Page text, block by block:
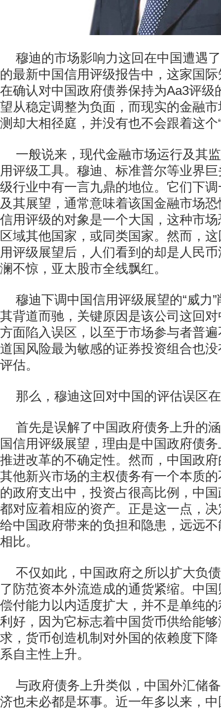
穆迪的市场影响力这回在中国遭遇
的最新中国信用评级报告中，这家国
在确认对中国政府债券保持为Aa3评级
望从稳定调整为负面，而现实的金融
测却大相径庭，并没有也不会跟着这个
一般说来，现代金融市场运行及其
用评级工具。穆迪、标准普尔等业界
级行业中有一言九鼎的地位。它们下
及其展望，通常意味着该国金融市场
信用评级的对象是一个大国，这种市
区域其他国家，或同类国家。然而，
用评级展望后，人们看到的却是人民
澜不惊，亚太股市全线飘红。
穆迪下调中国信用评级展望的“威力
其背道而驰，关键原因是该公司这回
方面陷入误区，以至于市场参与者普
道国风险最为敏感的证券投资组合也
评估。
那么，穆迪这回对中国的评估误区
首先是误解了中国政府债务上升的
国信用评级展望，理由是中国政府债
推进改革的不确定性。然而，中国政
其他新兴市场的主权债务有一个本质
的政府支出中，投资占很高比例，中
都对应着相应的资产。正是这一点，
给中国政府带来的负担和隐患，远远
相比。
不仅如此，中国政府之所以扩大负
了防范资本外流造成的通货紧缩。中
偿付能力以内适度扩大，并不是单纯
利好，因为它标志着中国货币供给能
求，货币创造机制对外国的依赖度下
系自主性上升。
与政府债务上升类似，中国外汇储
济也未必都是坏事。近一年多以来，